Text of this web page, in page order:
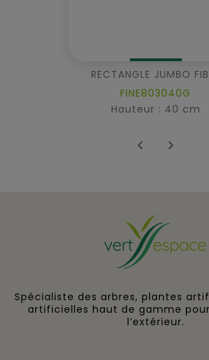
RECTANGLE JUMBO
FINE803040G
Hauteur : 40 cm
 
Spécialiste des arbres, plantes
artificielles haut de gamme
l’extérieur.